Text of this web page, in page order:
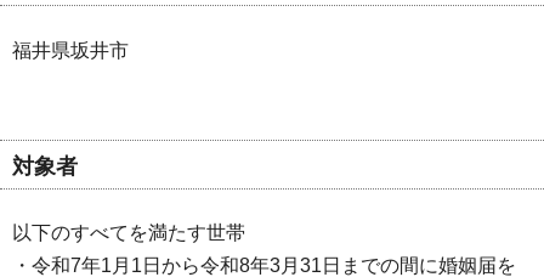
福井県坂井市
対象者
以下のすべてを満たす世帯
・令和7年1月1日から令和8年3月31日までの間に婚姻届を